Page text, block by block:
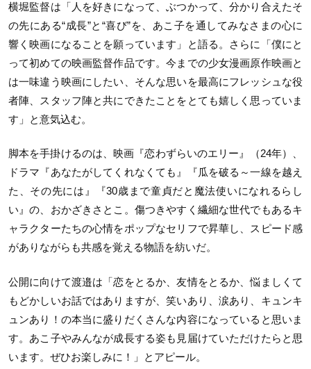
横堀監督は「人を好きになって、ぶつかって、分かり合えたそ
の先にある“成長”と“喜び”を、あこ子を通してみなさまの心に
響く映画になることを願っています」と語る。さらに「僕にと
って初めての映画監督作品です。今までの少女漫画原作映画と
は一味違う映画にしたい、そんな思いを最高にフレッシュな役
者陣、スタッフ陣と共にできたことをとても嬉しく思っていま
す」と意気込む。
脚本を手掛けるのは、映画『恋わずらいのエリー』（24年）、
ドラマ『あなたがしてくれなくても』『瓜を破る～一線を越え
た、その先には』『30歳まで童貞だと魔法使いになれるらし
い』の、おかざきさとこ。傷つきやすく繊細な世代でもあるキ
ャラクターたちの心情をポップなセリフで昇華し、スピード感
がありながらも共感を覚える物語を紡いだ。
公開に向けて渡邉は「恋をとるか、友情をとるか、悩ましくて
もどかしいお話ではありますが、笑いあり、涙あり、キュンキ
ュンあり！の本当に盛りだくさんな内容になっていると思いま
す。あこ子やみんなが成長する姿も見届けていただけたらと思
います。ぜひお楽しみに！」とアピール。